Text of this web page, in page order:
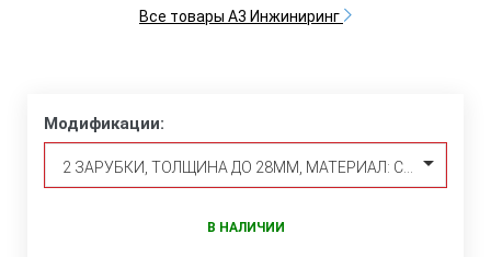
Все товары А3 Инжиниринг
Модификации:
В НАЛИЧИИ